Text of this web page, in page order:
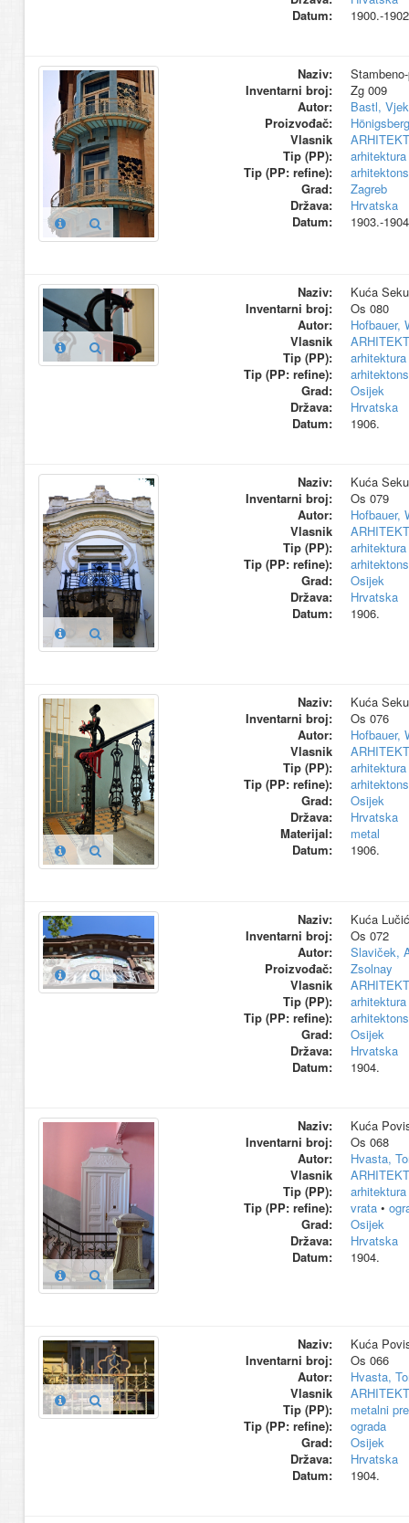
Datum:
1900.-
Naziv:
Inventarni broj:
Zg 009
Autor:
Bastl,
Proizvođač:
Vlasnik
Tip (PP):
arhitektura
Tip (PP: refine):
Grad:
Zagreb
Država:
Hrvatska
Datum:
1903.-
Naziv:
Kuća
Inventarni broj:
Os 080
Autor:
Hofbauer,
Vlasnik
Tip (PP):
arhitektura
Tip (PP: refine):
Grad:
Osijek
Država:
Hrvatska
Datum:
1906.
Naziv:
Kuća
Inventarni broj:
Os 079
Autor:
Hofbauer,
Vlasnik
Tip (PP):
arhitektura
Tip (PP: refine):
Grad:
Osijek
Država:
Hrvatska
Datum:
1906.
Naziv:
Kuća
Inventarni broj:
Os 076
Autor:
Hofbauer,
Vlasnik
Tip (PP):
arhitektura
Tip (PP: refine):
Grad:
Osijek
Država:
Hrvatska
Materijal:
metal
Datum:
1906.
Naziv:
Kuća
Inventarni broj:
Os 072
Autor:
Slaviček,
Proizvođač:
Zsolnay
Vlasnik
Tip (PP):
arhitektura
Tip (PP: refine):
Grad:
Osijek
Država:
Hrvatska
Datum:
1904.
Naziv:
Kuća
Inventarni broj:
Os 068
Autor:
Hvasta,
Vlasnik
Tip (PP):
arhitektura
Tip (PP: refine):
vrata•
Grad:
Osijek
Država:
Hrvatska
Datum:
1904.
Naziv:
Kuća
Inventarni broj:
Os 066
Autor:
Hvasta,
Vlasnik
Tip (PP):
metalni
Tip (PP: refine):
ograda
Grad:
Osijek
Država:
Hrvatska
Datum:
1904.